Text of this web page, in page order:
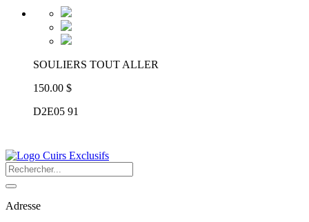
SOULIERS TOUT ALLER
150.00 $
D2E05 91
Adresse